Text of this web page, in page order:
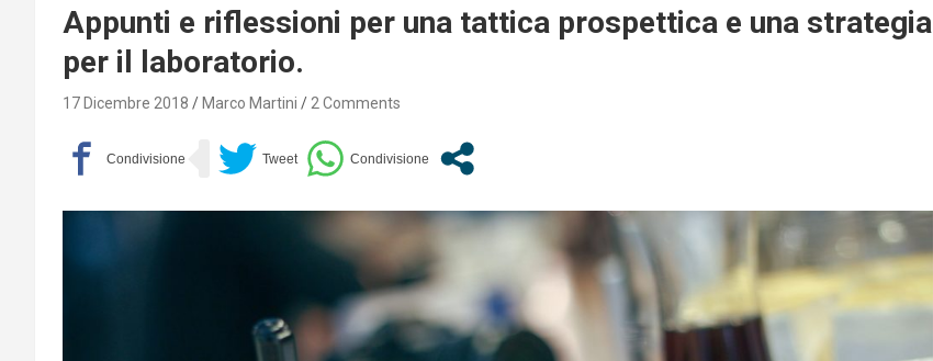
Appunti e riflessioni per una tattica prospettica e una strategia
per il laboratorio.
17 Dicembre 2018 Marco Martini 2 Comments